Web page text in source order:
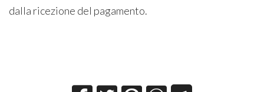
dalla ricezione del pagamento.